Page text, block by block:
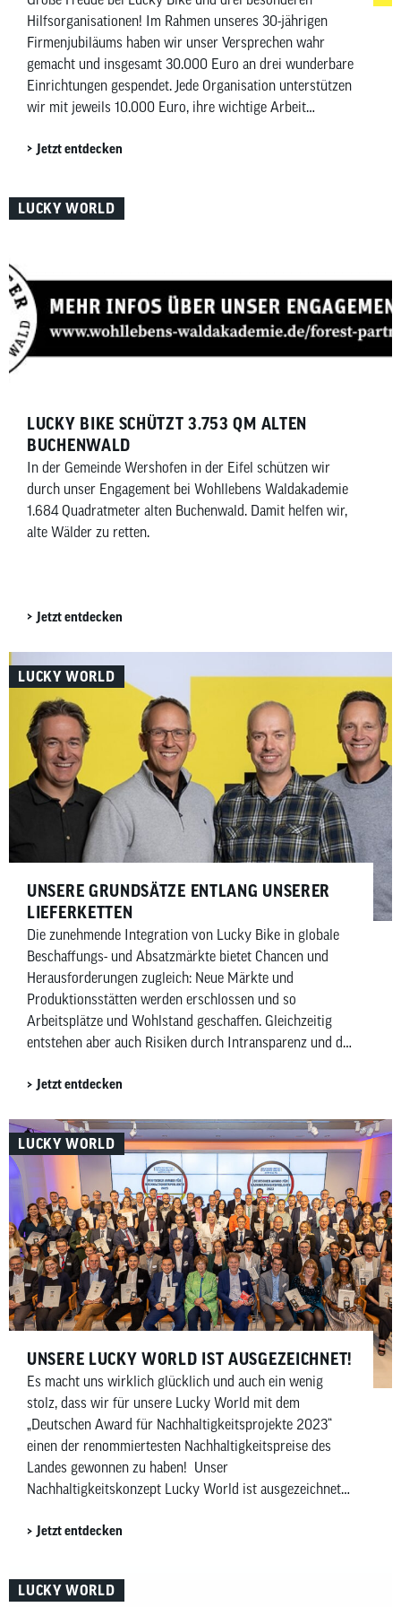
Hilfsorganisationen! Im Rahmen unseres 30-jährigen
Firmenjubiläums haben wir unser Versprechen wahr
gemacht und insgesamt 30.000 Euro an drei wunderbare
Einrichtungen gespendet. Jede Organisation unterstützen
wir mit jeweils 10.000 Euro, ihre wichtige Arbeit
Empfänger unserer Jubiläumsspende sind: An dieser
Jetzt entdecken
LUCKY WORLD
LUCKY BIKE SCHÜTZT 3.753 QM ALTEN
BUCHENWALD
In der Gemeinde Wershofen in der Eifel schützen wir
durch unser Engagement bei Wohllebens Waldakademie
1.684 Quadratmeter alten Buchenwald. Damit helfen wir,
alte Wälder zu retten.
Jetzt entdecken
LUCKY WORLD
UNSERE GRUNDSÄTZE ENTLANG UNSERER
LIEFERKETTEN
Die zunehmende Integration von Lucky Bike in globale
Beschaffungs- und Absatzmärkte bietet Chancen und
Herausforderungen zugleich: Neue Märkte und
Produktionsstätten werden erschlossen und so
Arbeitsplätze und Wohlstand geschaffen. Gleichzeitig
entstehen aber auch Risiken durch Intransparenz und die
anerkannten Menschenrechten in den Lieferketten.
Jetzt entdecken
LUCKY WORLD
UNSERE LUCKY WORLD IST AUSGEZEICHNET!
Es macht uns wirklich glücklich und auch ein wenig
stolz, dass wir für unsere Lucky World mit dem
„Deutschen Award für Nachhaltigkeitsprojekte 2023“
einen der renommiertesten Nachhaltigkeitspreise des
Landes gewonnen zu haben! Unser
Nachhaltigkeitskonzept Lucky World ist ausgezeichnet
ermöglichen. Allein dadurch tragen wir einen kleinen Teil
Jetzt entdecken
LUCKY WORLD